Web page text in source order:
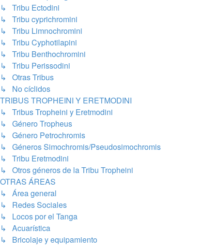
↳ Tribu Ectodini
↳ Tribu cyprichromini
↳ Tribu Limnochromini
↳ Tribu Cyphotilapini
↳ Tribu Benthochromini
↳ Tribu Perissodini
↳ Otras Tribus
↳ No cíclidos
TRIBUS TROPHEINI Y ERETMODINI
↳ Tribus Tropheini y Eretmodini
↳ Género Tropheus
↳ Género Petrochromis
↳ Géneros Simochromis/Pseudosimochromis
↳ Tribu Eretmodini
↳ Otros géneros de la Tribu Tropheini
OTRAS ÁREAS
↳ Área general
↳ Redes Sociales
↳ Locos por el Tanga
↳ Acuarística
↳ Bricolaje y equipamiento